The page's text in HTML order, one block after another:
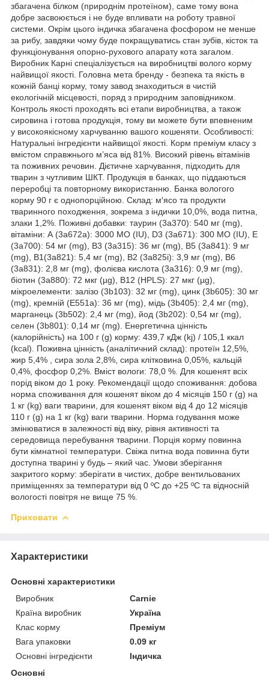
збагачена білком (природнім протеїном), саме тому вона
добре засвоюється і не буде впливати на роботу травної
системи. Окрім цього індичка збагачена фосфором не менше
за рибу, завдяки чому буде покращуватись стан зубів, кісток та
функціонування опорно-рухового апарату кота загалом.
Виробник Карні спеціалізується на виробництві волого корму
найвищої якості. Головна мета бренду - безпека та якість в
кожній банці корму, тому завод знаходиться в чистій
екологічній місцевості, поряд з природним заповідником.
Контроль якості проходять всі етапи виробництва, а також
сировина і готова продукція, тому ви можете бути впевненим
у високоякісному харчуванню вашого кошеняти. Особливості:
Натуральні інгредієнти найвищої якості. Корм преміум класу з
вмістом справжнього м’яса від 81%. Високий рівень вітамінів
та поживних речовин. Дієтичне харчування, підходить для
тварин з чутливим ШКТ. Продукція в банках, що піддаються
переробці та повторному використанню. Банка вологого
корму 90 г є однопорційною. Склад: м′ясо та продукти
тваринного походження, зокрема з індички 10,0%, вода питна,
злаки 1,2%. Поживні добавки: таурин (3а370): 540 мг (mg),
вітаміни: А (3а672а): 3000 МО (IU), D3 (3а671): 300 МО (IU), Е
(3а700): 54 мг (mg), В3 (3а315): 36 мг (mg), В5 (3а841): 9 мг
(mg), В1(3а821): 5,4 мг (mg), В2 (3а825і): 3,9 мг (mg), В6
(3а831): 2,8 мг (mg), фолієва кислота (3а316): 0,9 мг (mg),
біотин (3а880): 72 мкг (µg), В12 (HPLS): 27 мкг (µg),
мікроелементи: залізо (3b103): 32 мг (mg), цинк (3b605): 30 мг
(mg), кремній (Е551а): 36 мг (mg), мідь (3b405): 2,4 мг (mg),
марганець (3b502): 2,4 мг (mg), йод (3b202): 0,54 мг (mg),
селен (3b801): 0,14 мг (mg). Енергетична цінність
(калорійність) на 100 г (g) корму: 439,7 кДж (kj) / 105,1 ккал
(kcal). Поживна цінність (аналітичний склад): протеїн 12,5%,
жир 5,4% , сира зола 2,8%, сира клітковина 0,05%, кальцій
0,4%, фосфор 0,2%. Вміст вологи: 78,0 %. Для кошенят всіх
порід віком до 1 року. Рекомендації щодо споживання: добова
норма споживання для кошенят віком до 4 місяців 150 г (g) на
1 кг (kg) ваги тварини, для кошенят віком від 4 до 12 місяців
110 г (g) на 1 кг (kg) ваги тварини. Норма годування може
змінюватися в залежності від віку, рівня активності та
середовища перебування тварини. Порція корму повинна
бути кімнатної температури. Свіжа питна вода повинна бути
доступна тварині у будь – який час. Умови зберігання
закритого корму: зберігати в чистих, добре вентильованих
приміщеннях за температури від 0 ºС до +25 ºС та відносній
вологості повітря не вище 75 %.
Приховати
Характеристики
Основні характеристики
Виробник
Carnie
Країна виробник
Україна
Клас корму
Преміум
Вага упаковки
0.09 кг
Основні інгредієнти
Індичка
Основні